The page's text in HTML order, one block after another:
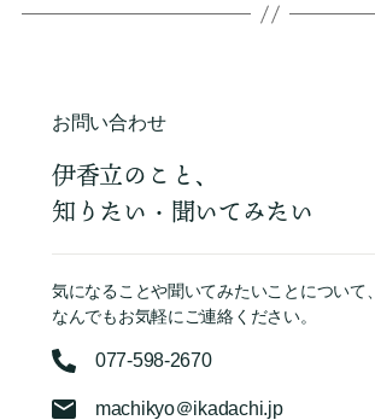
お問い合わせ
伊香立のこと、
知りたい・聞いてみたい
気になることや聞いてみたいことについて、
なんでもお気軽にご連絡ください。
077-598-2670
machikyo＠ikadachi.jp